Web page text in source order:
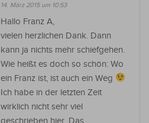
14. März 2015 um 10:53
Hallo Franz A,
vielen herzlichen Dank. Dann
kann ja nichts mehr schiefgehen.
Wie heißt es doch so schön: Wo
ein Franz ist, ist auch ein Weg
Ich habe in der letzten Zeit
wirklich nicht sehr viel
geschrieben hier. Das